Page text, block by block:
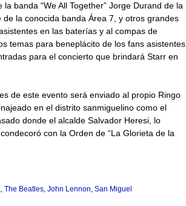
banda “We All Together” Jorge Durand de la
la conocida banda Área 7, y otros grandes
en las baterías y al compas de
temas para beneplácito de los fans asistentes
para el concierto que brindará Starr en
de este evento será enviado al propio Ringo
en el distrito sanmiguelino como el
donde el alcalde Salvador Heresi, lo
con la Orden de “La Glorieta de la
, The Beatles, John Lennon, San Miguel